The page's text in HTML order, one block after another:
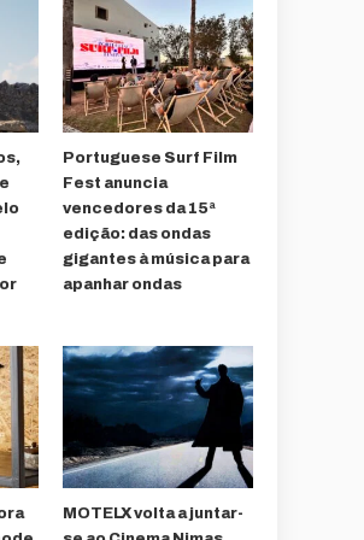
Portuguese Surf Film
Fest anuncia
vencedores da 15ª
edição: das ondas
gigantes à música para
apanhar ondas
MOTELX volta a juntar-